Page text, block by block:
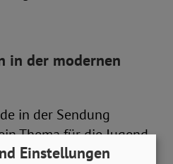
in der modernen
in der Sendung
Thema für die Jugend.
Arbeitswelt
Einstellungen